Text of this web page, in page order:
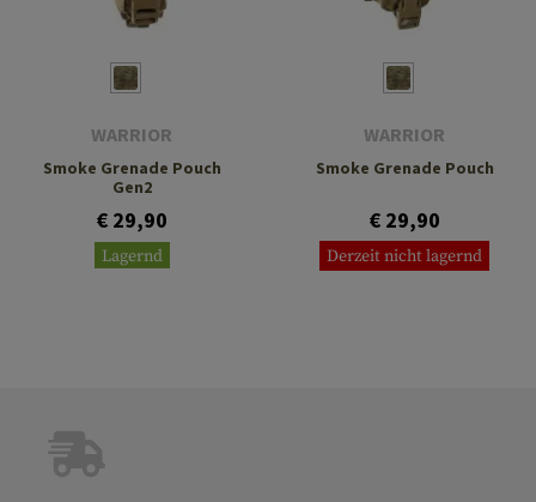
WARRIOR
Smoke Grenade Pouch
Gen2
€ 29,90
Lagernd
WARRIOR
Smoke Grenade Pouch
€ 29,90
Derzeit nicht lagernd